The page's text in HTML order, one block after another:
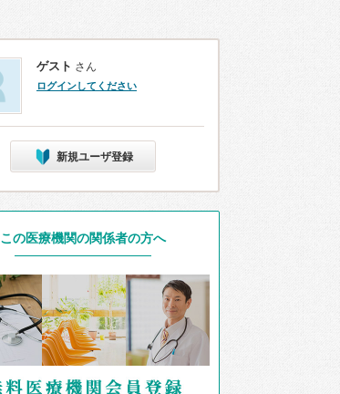
ゲスト さん
ログインしてください
新規ユーザ登録
この医療機関の関係者の方へ